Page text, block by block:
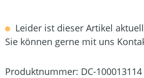
Leider ist dieser Artikel
Sie können gerne mit uns
Produktnummer: DC-100013114